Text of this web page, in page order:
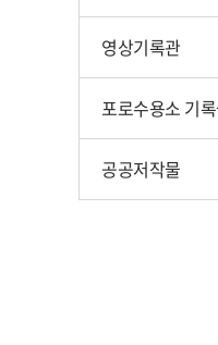
영상기록관
포로수용소 기
공공저작물